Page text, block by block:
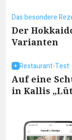
Das besondere
Der
Varianten
Restaurant-Test
Auf eine
in Kallis